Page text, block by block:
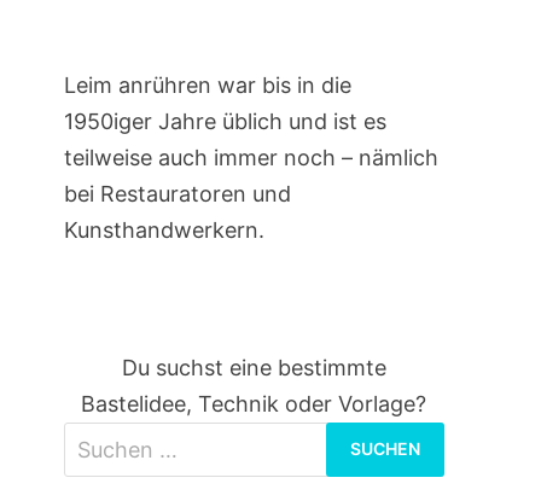
Leim anrühren war bis in die
1950iger Jahre üblich und ist es
teilweise auch immer noch – nämlich
bei Restauratoren und
Kunsthandwerkern.
Du suchst eine bestimmte
Bastelidee, Technik oder Vorlage?
nach: